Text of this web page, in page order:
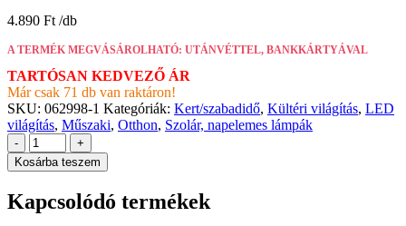
4.890 Ft
A TERMÉK MEGVÁSÁROLHATÓ: UTÁNVÉTTEL, BANKKÁRTYÁVAL
TARTÓSAN KEDVEZŐ ÁR
Már csak 71 db van raktáron!
SKU: 062998-1 Kategóriák: Kert/szabadidő, Kültéri világítás, LED
világítás, Műszaki, Otthon, Szolár, napelemes lámpák
-
+
Kosárba teszem
Kapcsolódó termékek